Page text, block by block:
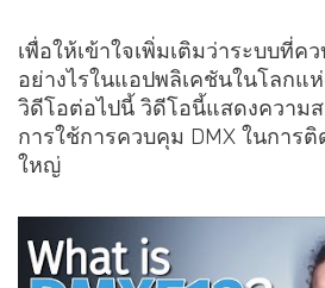
เพื่อให้เข้าใจเพิ่มเติมว่าระบบที่ค
อย่างไรในแอปพลิเคชันในโลกแ
วิดีโอต่อไปนี้ วิดีโอนี้แสดงความ
การใช้การควบคุม DMX ในการ
ใหญ่